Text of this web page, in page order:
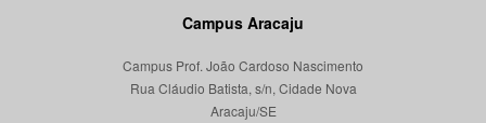
Campus Aracaju
Campus Prof. João Cardoso Nascimento
Rua Cláudio Batista, s/n, Cidade Nova
Aracaju/SE